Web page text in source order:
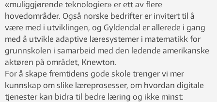
«muliggjørende teknologier» er ett av flere
hovedområder. Også norske bedrifter er invitert til å
være med i utviklingen, og Gyldendal er allerede i gang
med å utvikle adaptive læresystemer i matematikk for
grunnskolen i samarbeid med den ledende amerikanske
aktøren på området, Knewton.
For å skape fremtidens gode skole trenger vi mer
kunnskap om slike læreprosesser, om hvordan digitale
tjenester kan bidra til bedre læring og ikke minst: